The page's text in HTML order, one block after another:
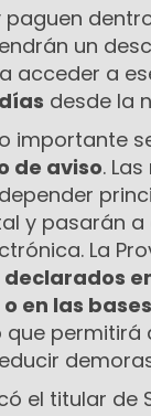
paguen
un
acceder a
desde la
importante
de aviso.
y pasarán a
La
en las
que permitirá
el titular de